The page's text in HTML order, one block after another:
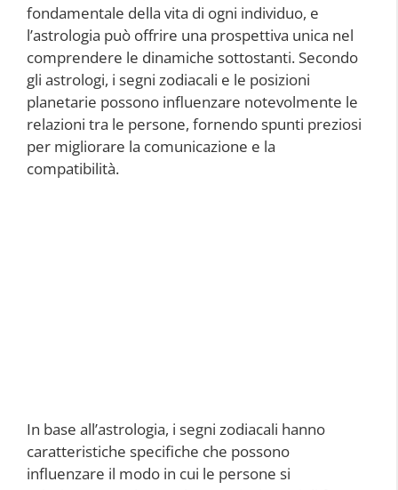
fondamentale della vita di ogni individuo, e
l’astrologia può offrire una prospettiva unica nel
comprendere le dinamiche sottostanti. Secondo
gli astrologi, i segni zodiacali e le posizioni
planetarie possono influenzare notevolmente le
relazioni tra le persone, fornendo spunti preziosi
per migliorare la comunicazione e la
compatibilità.
In base all’astrologia, i segni zodiacali hanno
caratteristiche specifiche che possono
influenzare il modo in cui le persone si